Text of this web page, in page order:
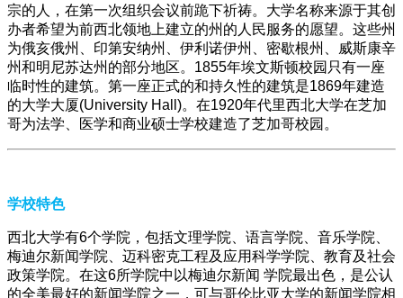
宗的人，在第一次组织会议前跪下祈祷。大学名称来源于其创
办者希望为前西北领地上建立的州的人民服务的愿望。这些州
为俄亥俄州、印第安纳州、伊利诺伊州、密歇根州、威斯康辛
州和明尼苏达州的部分地区。1855年埃文斯顿校园只有一座
临时性的建筑。第一座正式的和持久性的建筑是1869年建造
的大学大厦(University Hall)。在1920年代里西北大学在芝加
哥为法学、医学和商业硕士学校建造了芝加哥校园。
学校特色
西北大学有6个学院，包括文理学院、语言学院、音乐学院、
梅迪尔新闻学院、迈科密克工程及应用科学学院、教育及社会
政策学院。在这6所学院中以梅迪尔新闻 学院最出色，是公认
的全美最好的新闻学院之一，可与哥伦比亚大学的新闻学院相